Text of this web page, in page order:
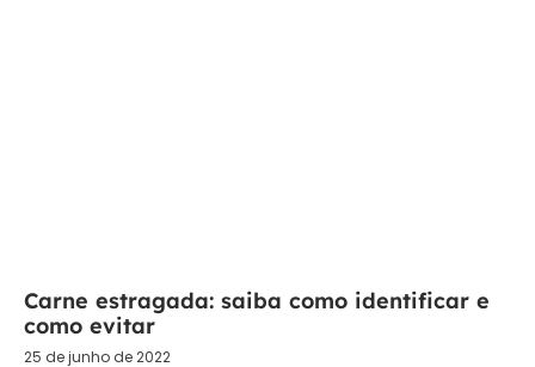
Carne estragada: saiba como identificar e
como evitar
25 de junho de 2022